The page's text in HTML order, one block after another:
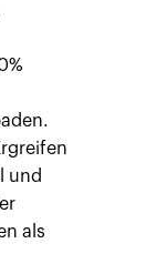
und
als